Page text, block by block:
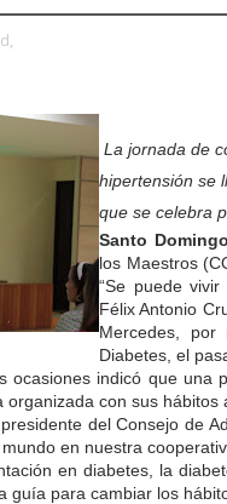
La jornada de
hipertensión se
que se celebra
Santo
los Maestros
“Se puede
Félix Antonio
Mercedes,
Diabetes, el
ocasiones indicó que una
con sus hábitos
del Consejo de
en nuestra
en diabetes, la
guía para cambiar los